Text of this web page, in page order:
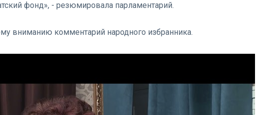
фонд», - резюмировала парламентарий.
вниманию комментарий народного избранника.